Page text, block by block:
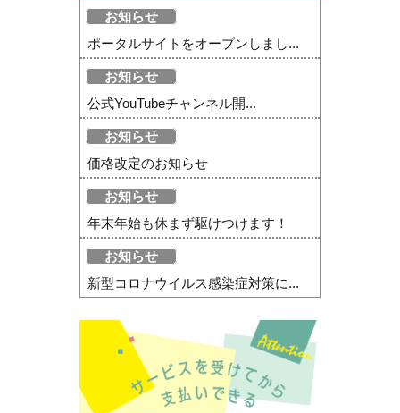
お知らせ
ポータルサイトをオープンしまし...
お知らせ
公式YouTubeチャンネル開...
お知らせ
価格改定のお知らせ
お知らせ
年末年始も休まず駆けつけます！
お知らせ
新型コロナウイルス感染症対策に...